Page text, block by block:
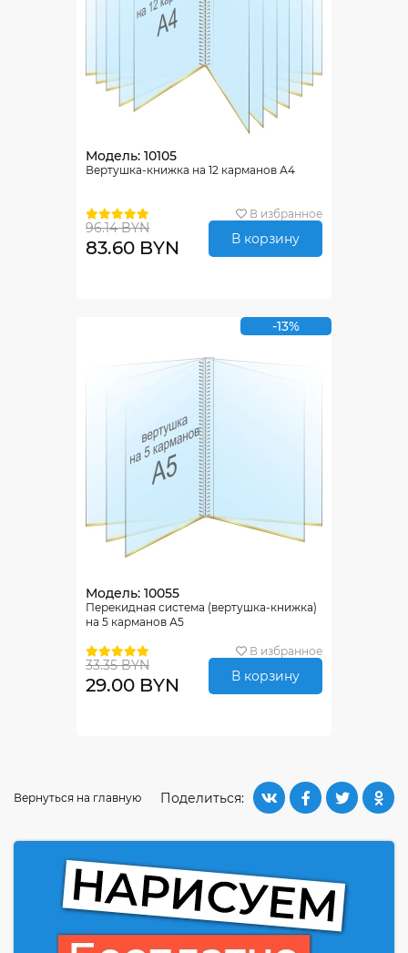
Модель: 10105
Вертушка-книжка на 12 карманов А4
В избранное
96.14 BYN
83.60 BYN В корзину
-13%
Модель: 10055
Перекидная система (вертушка-книжка)
на 5 карманов А5
В избранное
33.35 BYN
29.00 BYN В корзину
Поделиться:
Вернуться на главную